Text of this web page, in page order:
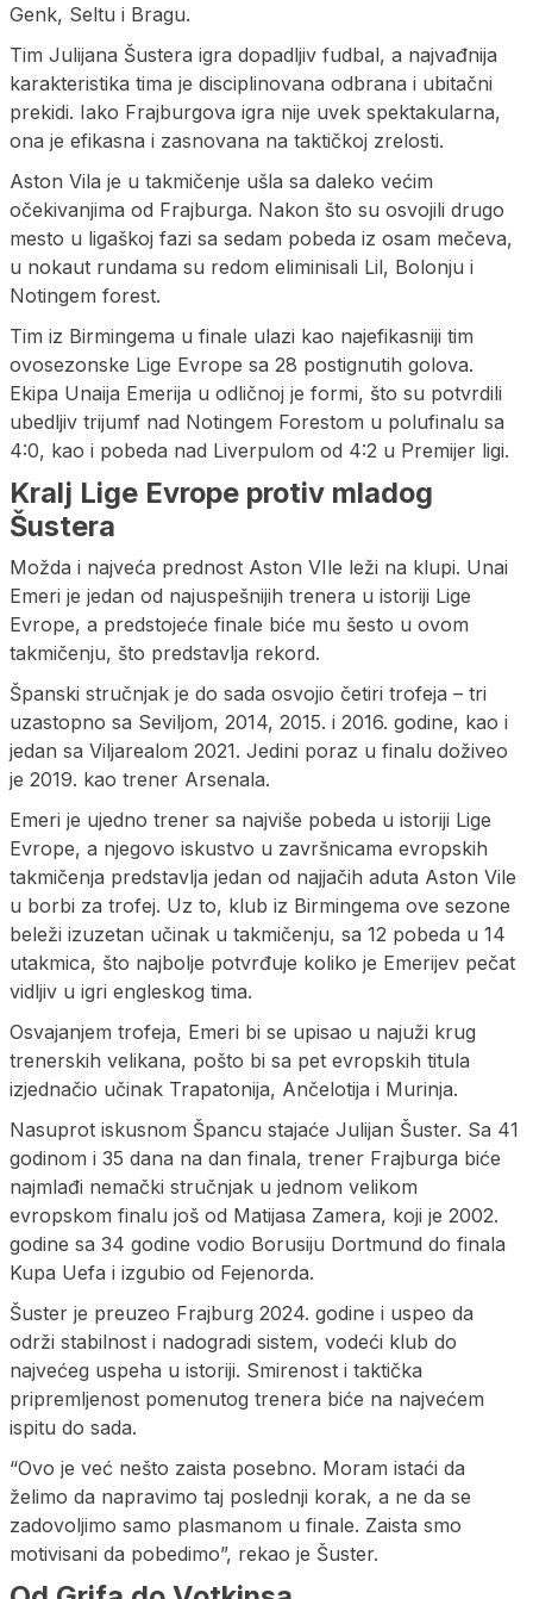
Genk, Seltu i Bragu.
Tim Julijana Šustera igra dopadljiv fudbal, a najvađnija
karakteristika tima je disciplinovana odbrana i ubitačni
prekidi. Iako Frajburgova igra nije uvek spektakularna,
ona je efikasna i zasnovana na taktičkoj zrelosti.
Aston Vila je u takmičenje ušla sa daleko većim
očekivanjima od Frajburga. Nakon što su osvojili drugo
mesto u ligaškoj fazi sa sedam pobeda iz osam mečeva,
u nokaut rundama su redom eliminisali Lil, Bolonju i
Notingem forest.
Tim iz Birmingema u finale ulazi kao najefikasniji tim
ovosezonske Lige Evrope sa 28 postignutih golova.
Ekipa Unaija Emerija u odličnoj je formi, što su potvrdili
ubedljiv trijumf nad Notingem Forestom u polufinalu sa
4:0, kao i pobeda nad Liverpulom od 4:2 u Premijer ligi.
Kralj Lige Evrope protiv mladog
Šustera
Možda i najveća prednost Aston VIle leži na klupi. Unai
Emeri je jedan od najuspešnijih trenera u istoriji Lige
Evrope, a predstojeće finale biće mu šesto u ovom
takmičenju, što predstavlja rekord.
Španski stručnjak je do sada osvojio četiri trofeja – tri
uzastopno sa Seviljom, 2014, 2015. i 2016. godine, kao i
jedan sa Viljarealom 2021. Jedini poraz u finalu doživeo
je 2019. kao trener Arsenala.
Emeri je ujedno trener sa najviše pobeda u istoriji Lige
Evrope, a njegovo iskustvo u završnicama evropskih
takmičenja predstavlja jedan od najjačih aduta Aston Vile
u borbi za trofej. Uz to, klub iz Birmingema ove sezone
beleži izuzetan učinak u takmičenju, sa 12 pobeda u 14
utakmica, što najbolje potvrđuje koliko je Emerijev pečat
vidljiv u igri engleskog tima.
Osvajanjem trofeja, Emeri bi se upisao u najuži krug
trenerskih velikana, pošto bi sa pet evropskih titula
izjednačio učinak Trapatonija, Ančelotija i Murinja.
Nasuprot iskusnom Špancu stajaće Julijan Šuster. Sa 41
godinom i 35 dana na dan finala, trener Frajburga biće
najmlađi nemački stručnjak u jednom velikom
evropskom finalu još od Matijasa Zamera, koji je 2002.
godine sa 34 godine vodio Borusiju Dortmund do finala
Kupa Uefa i izgubio od Fejenorda.
Šuster je preuzeo Frajburg 2024. godine i uspeo da
održi stabilnost i nadogradi sistem, vodeći klub do
najvećeg uspeha u istoriji. Smirenost i taktička
pripremljenost pomenutog trenera biće na najvećem
ispitu do sada.
“Ovo je već nešto zaista posebno. Moram istaći da
želimo da napravimo taj poslednji korak, a ne da se
zadovoljimo samo plasmanom u finale. Zaista smo
motivisani da pobedimo”, rekao je Šuster.